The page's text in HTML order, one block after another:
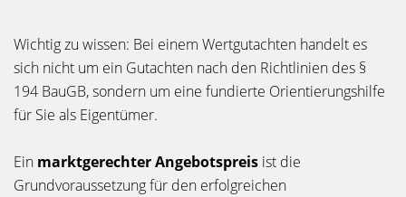
Wichtig zu wissen: Bei einem Wertgutachten handelt es
sich nicht um ein Gutachten nach den Richtlinien des §
194 BauGB, sondern um eine fundierte Orientierungshilfe
für Sie als Eigentümer.
Ein marktgerechter Angebotspreis ist die
Grundvoraussetzung für den erfolgreichen